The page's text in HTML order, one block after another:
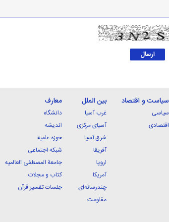
سیاست و اقتصاد
سیاسی
اقتصادی
بین الملل
غرب آسیا
آسیای مرکزی
شرق آسیا
آفریقا
اروپا
آمریکا
چندرسانه‌ای
مقاومت
معارف
دانشگاه
اندیشه
حوزه علمیه
شبکه اجتماعی
جامعة المصطفی العالمیه
کتاب و مجلات
جلسات تفسیر قرآن